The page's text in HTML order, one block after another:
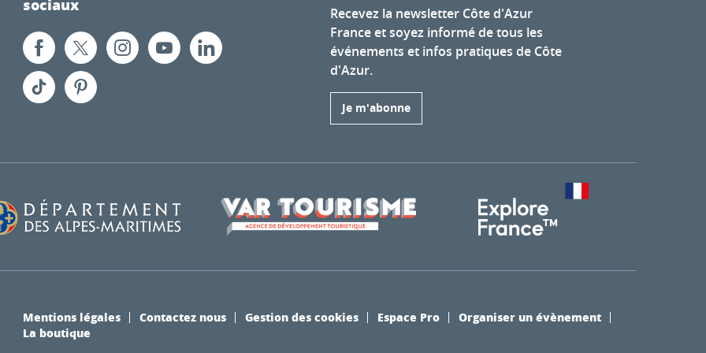
sociaux
Recevez la newsletter Côte d'Azur
France et soyez informé de tous les
événements et infos pratiques de Côte
d'Azur.
Je m'abonne
Mentions légales Contactez nous Gestion des cookies Espace Pro
Organiser un évènement
La boutique